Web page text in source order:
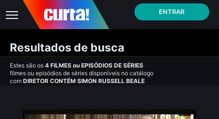
ENTRAR
Resultados de busca
Estes são os 4 FILMES ou EPISÓDIOS DE SÉRIES
filmes ou episódios de séries disponíveis no catálogo
com DIRETOR CONTÉM SIMON RUSSELL BEALE